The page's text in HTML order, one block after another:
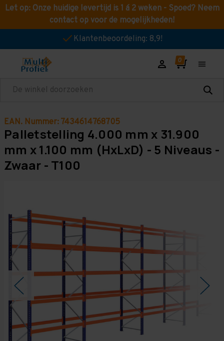
Let op: Onze huidige levertijd is 1 á 2 weken - Spoed? Neem
contact op voor de mogelijkheden!
Klantenbeoordeling: 8,9!
Zoeken
EAN. Nummer: 7434614768705
Palletstelling 4.000 mm x 31.900
mm x 1.100 mm (HxLxD) - 5 Niveaus -
Zwaar - T100